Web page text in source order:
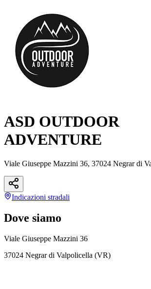
ASD OUTDOOR
ADVENTURE
Viale Giuseppe Mazzini 36, 37024 Negrar di
Indicazioni stradali
Dove siamo
Viale Giuseppe Mazzini 36
37024 Negrar di Valpolicella (VR)